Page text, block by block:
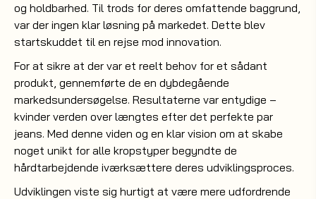
og holdbarhed. Til trods for deres omfattende baggrund,
var der ingen klar løsning på markedet. Dette blev
startskuddet til en rejse mod innovation.
For at sikre at der var et reelt behov for et sådant
produkt, gennemførte de en dybdegående
markedsundersøgelse. Resultaterne var entydige –
kvinder verden over længtes efter det perfekte par
jeans. Med denne viden og en klar vision om at skabe
noget unikt for alle kropstyper begyndte de
hårdtarbejdende iværksættere deres udviklingsproces.
Udviklingen viste sig hurtigt at være mere udfordrende